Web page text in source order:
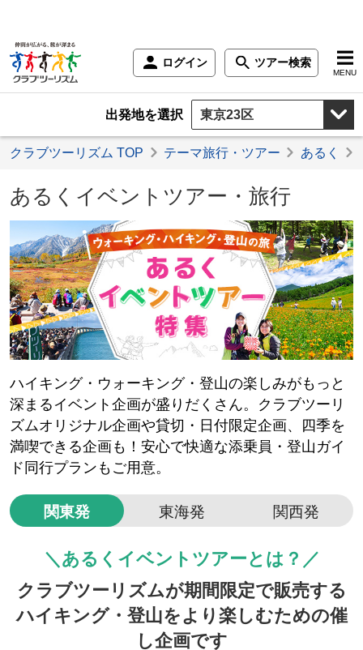
ログイン ツアー検索
MENU
出発地を選択
クラブツーリズム TOP テーマ旅行・ツアー あるく
あるくイベントツアー・旅行
ハイキング・ウォーキング・登山の楽しみがもっと
深まるイベント企画が盛りだくさん。クラブツーリ
ズムオリジナル企画や貸切・日付限定企画、四季を
満喫できる企画も！安心で快適な添乗員・登山ガイ
ド同行プランもご用意。
関東発 東海発 関西発
＼あるくイベントツアーとは？／
クラブツーリズムが期間限定で販売する
ハイキング・登山をより楽しむための催
し企画です